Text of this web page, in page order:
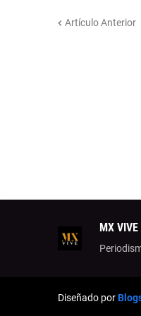
Artículo Anterior
MX VIVE
Diseñado por